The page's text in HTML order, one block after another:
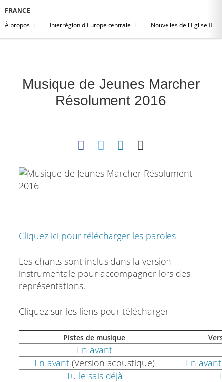
FRANCE
À propos
Interrégion d'Europe centrale Nouvelles de l'Eglise
Musique de Jeunes Marcher
Résolument 2016
Cliquez ici pour télécharger les paroles
Les chants sont inclus dans la version
instrumentale pour accompagner lors des
représentations.
Cliquez sur les liens pour télécharger
Pistes de musique
En avant
En avant (Version acoustique) En avant
Tu le sais déjà